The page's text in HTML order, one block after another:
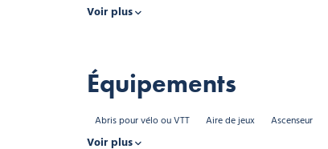
Voir plus
Équipements
Abris pour vélo ou VTT Aire de jeux Ascenseur
Voir plus